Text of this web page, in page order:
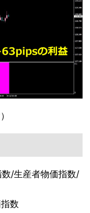
/生産者物価指数/
数